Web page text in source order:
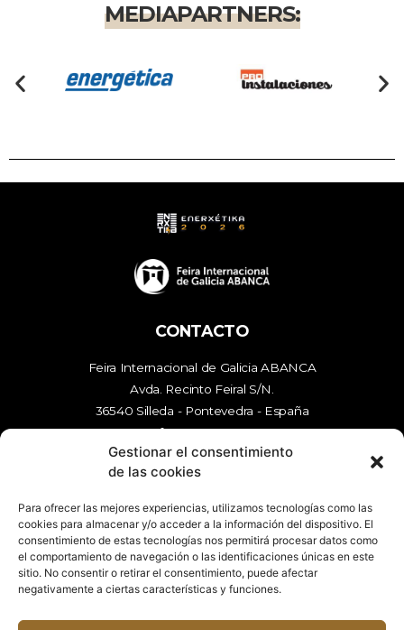
Gestionar el consentimiento
de las cookies
Para ofrecer las mejores experiencias, utilizamos tecnologías como las
cookies para almacenar y/o acceder a la información del dispositivo. El
consentimiento de estas tecnologías nos permitirá procesar datos como
el comportamiento de navegación o las identificaciones únicas en este
sitio. No consentir o retirar el consentimiento, puede afectar
negativamente a ciertas características y funciones.
MEDIAPARTNERS:
CONTACTO
Feira Internacional de Galicia ABANCA
Avda. Recinto Feiral S/N.
36540 Silleda - Pontevedra - España
tfn986 577 000
mailenerxetika@feiragalicia.com
ENLACES
Aviso legal
Política de privacidad